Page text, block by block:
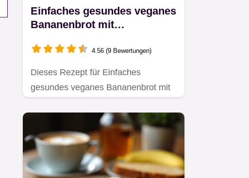
Einfaches gesundes veganes
Bananenbrot mit
4.56 (9 Bewertungen)
Dieses Rezept für Einfaches
gesundes veganes Bananenbrot mit